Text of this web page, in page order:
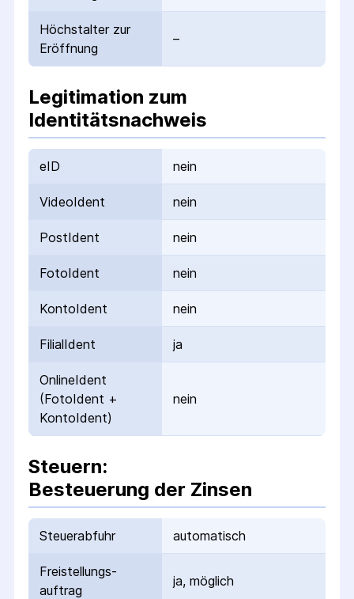
Höchstalter zur
Eröffnung
–
Legitimation zum
Identitätsnachweis
eID nein
VideoIdent nein
PostIdent nein
FotoIdent nein
KontoIdent nein
FilialIdent ja
OnlineIdent
(FotoIdent +
KontoIdent)
nein
Steuern:
Besteuerung der Zinsen
Steuerabfuhr automatisch
Freistellungs­
auftrag
ja, möglich